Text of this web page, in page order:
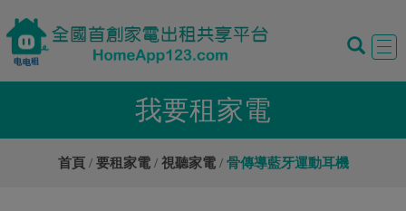
我要租家電
首頁 要租家電 視聽家電 骨傳導藍牙運動耳機